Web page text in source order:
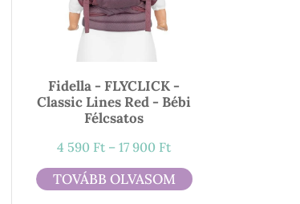
Fidella - FLYCLICK -
Classic Lines Red - Bébi
Félcsatos
4 590 Ft – 17 900 FtÁrtartomány:
4
590 Ft
TOVÁBB OLVASOM